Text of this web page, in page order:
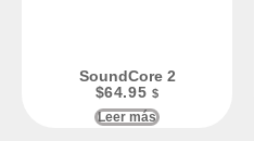
SoundCore 2
$64.95 $
Leer más